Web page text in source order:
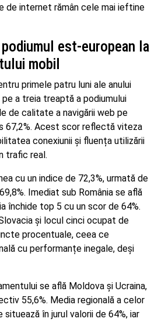
de internet rămân cele mai ieftine
podiumul est-european la
mobil
primele patru luni ale anului
a treia treaptă a podiumului
de calitate a navigării web pe
67,2%. Acest scor reflectă viteza
conexiunii și fluența utilizării
trafic real.
cu un indice de 72,3%, urmată de
Imediat sub România se află
închide top 5 cu un scor de 64%.
și locul cinci ocupat de
procentuale, ceea ce
cu performanțe inegale, deși
se află Moldova și Ucraina,
55,6%. Media regională a celor
în jurul valorii de 64%, iar